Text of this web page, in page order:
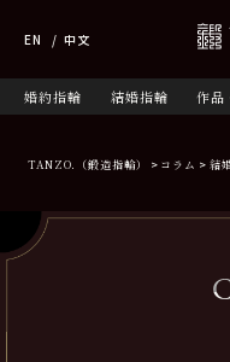
婚約指輪 結婚指輪 作品
EN 中文
TANZO.（鍛造指輪） コラム 結